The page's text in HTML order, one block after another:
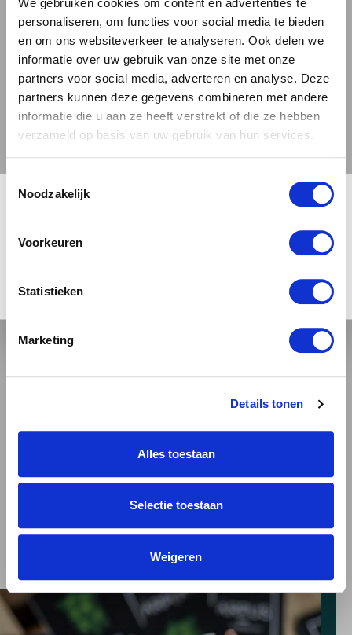
We gebruiken cookies om content en advertenties te
personaliseren, om functies voor social media te bieden
en om ons websiteverkeer te analyseren. Ook delen we
informatie over uw gebruik van onze site met onze
partners voor social media, adverteren en analyse. Deze
partners kunnen deze gegevens combineren met andere
informatie die u aan ze heeft verstrekt of die ze hebben
verzameld op basis van uw gebruik van hun services.
Toestemmingsselectie
Noodzakelijk
Voorkeuren
Statistieken
Marketing
Details tonen
Alles toestaan
Selectie toestaan
Weigeren
op zoek bent naar iets nieuws om te proberen,
de Ārpus X Commonwealth – Coconut ×
Hazelnut × Vanilla × Chocolate Imperial Stout
is zeker een bier dat je niet wilt missen. En het
goede nieuws is, je kunt dit bijzondere bier
bestellen bij 'Bierbink'.
Meer over de bierstijl
Download
Download het
Chocolade Geroosterde mout ,
Kokosnoot , Nootachtig , Vanille
, BBQ , Pittige en belegen kazen ,
Vleesgerechten , Zoete desserts
🍺 LEEFDTIJDSCHECK 🍺
Je moet 18 jaar of ouder zijn om deze site te bezoeken.
JA, IK BEN 18 JAAR OF OUDER NEE